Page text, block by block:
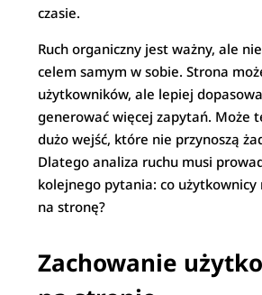
czasie.
Ruch organiczny jest ważny, ale
celem samym w sobie. Strona
użytkowników, ale lepiej
generować więcej zapytań. Może
dużo wejść, które nie przynoszą
Dlatego analiza ruchu musi
kolejnego pytania: co użytkownicy
na stronę?
Zachowanie